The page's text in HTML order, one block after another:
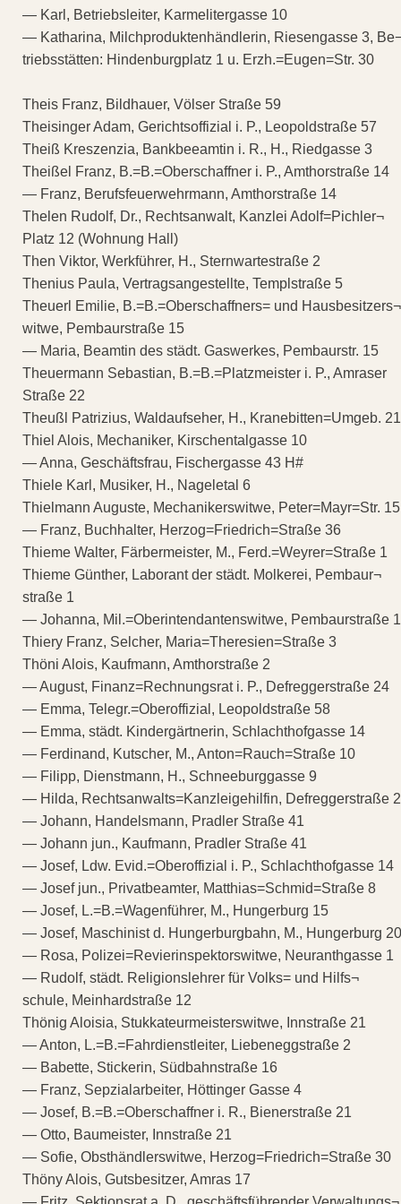
— Karl, Betriebsleiter, Karmelitergasse 10
— Katharina, Milchproduktenhändlerin, Riesengasse 3,
triebsstätten: Hindenburgplatz 1 u. Erzh.=Eugen=Str. 30
Theis Franz, Bildhauer, Völser Straße 59
Theisinger Adam, Gerichtsoffizial i. P., Leopoldstraße 57
Theiß Kreszenzia, Bankbeeamtin i. R., H., Riedgasse 3
Theißel Franz, B.=B.=Oberschaffner i. P., Amthorstraße 14
— Franz, Berufsfeuerwehrmann, Amthorstraße 14
Thelen Rudolf, Dr., Rechtsanwalt, Kanzlei Adolf=Pichler¬
Platz 12 (Wohnung Hall)
Then Viktor, Werkführer, H., Sternwartestraße 2
Thenius Paula, Vertragsangestellte, Templstraße 5
Theuerl Emilie, B.=B.=Oberschaffners= und Hausbesitzers¬
witwe, Pembaurstraße 15
— Maria, Beamtin des städt. Gaswerkes, Pembaurstr. 15
Theuermann Sebastian, B.=B.=Platzmeister i. P., Amraser
Straße 22
Theußl Patrizius, Waldaufseher, H., Kranebitten=Umgeb. 21
Thiel Alois, Mechaniker, Kirschentalgasse 10
— Anna, Geschäftsfrau, Fischergasse 43 H#
Thiele Karl, Musiker, H., Nageletal 6
Thielmann Auguste, Mechanikerswitwe, Peter=Mayr=Str. 15
— Franz, Buchhalter, Herzog=Friedrich=Straße 36
Thieme Walter, Färbermeister, M., Ferd.=Weyrer=Straße 1
Thieme Günther, Laborant der städt. Molkerei, Pembaur¬
straße 1
— Johanna, Mil.=Oberintendantenswitwe, Pembaurstraße 1
Thiery Franz, Selcher, Maria=Theresien=Straße 3
Thöni Alois, Kaufmann, Amthorstraße 2
— August, Finanz=Rechnungsrat i. P., Defreggerstraße 24
— Emma, Telegr.=Oberoffizial, Leopoldstraße 58
— Emma, städt. Kindergärtnerin, Schlachthofgasse 14
— Ferdinand, Kutscher, M., Anton=Rauch=Straße 10
— Filipp, Dienstmann, H., Schneeburggasse 9
— Hilda, Rechtsanwalts=Kanzleigehilfin, Defreggerstraße
— Johann, Handelsmann, Pradler Straße 41
— Johann jun., Kaufmann, Pradler Straße 41
— Josef, Ldw. Evid.=Oberoffizial i. P., Schlachthofgasse 14
— Josef jun., Privatbeamter, Matthias=Schmid=Straße 8
— Josef, L.=B.=Wagenführer, M., Hungerburg 15
— Josef, Maschinist d. Hungerburgbahn, M., Hungerburg 20
— Rosa, Polizei=Revierinspektorswitwe, Neuranthgasse 1
— Rudolf, städt. Religionslehrer für Volks= und Hilfs¬
schule, Meinhardstraße 12
Thönig Aloisia, Stukkateurmeisterswitwe, Innstraße 21
— Anton, L.=B.=Fahrdienstleiter, Liebeneggstraße 2
— Babette, Stickerin, Südbahnstraße 16
— Franz, Sepzialarbeiter, Höttinger Gasse 4
— Josef, B.=B.=Oberschaffner i. R., Bienerstraße 21
— Otto, Baumeister, Innstraße 21
— Sofie, Obsthändlerswitwe, Herzog=Friedrich=Straße 30
Thöny Alois, Gutsbesitzer, Amras 17